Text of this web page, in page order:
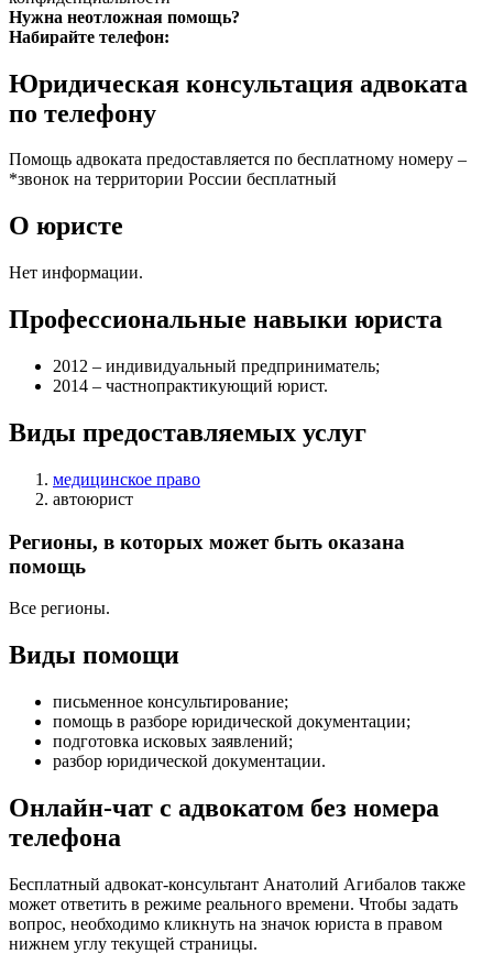
Нужна неотложная помощь?
Набирайте телефон:
Юридическая консультация адвоката
по телефону
Помощь адвоката предоставляется по бесплатному номеру –
*звонок на территории России бесплатный
О юристе
Нет информации.
Профессиональные навыки юриста
2012 – индивидуальный предприниматель;
2014 – частнопрактикующий юрист.
Виды предоставляемых услуг
медицинское право
автоюрист
Регионы, в которых может быть оказана
помощь
Все регионы.
Виды помощи
письменное консультирование;
помощь в разборе юридической документации;
подготовка исковых заявлений;
разбор юридической документации.
Онлайн-чат с адвокатом без номера
телефона
Бесплатный адвокат-консультант Анатолий Агибалов также
может ответить в режиме реального времени. Чтобы задать
вопрос, необходимо кликнуть на значок юриста в правом
нижнем углу текущей страницы.